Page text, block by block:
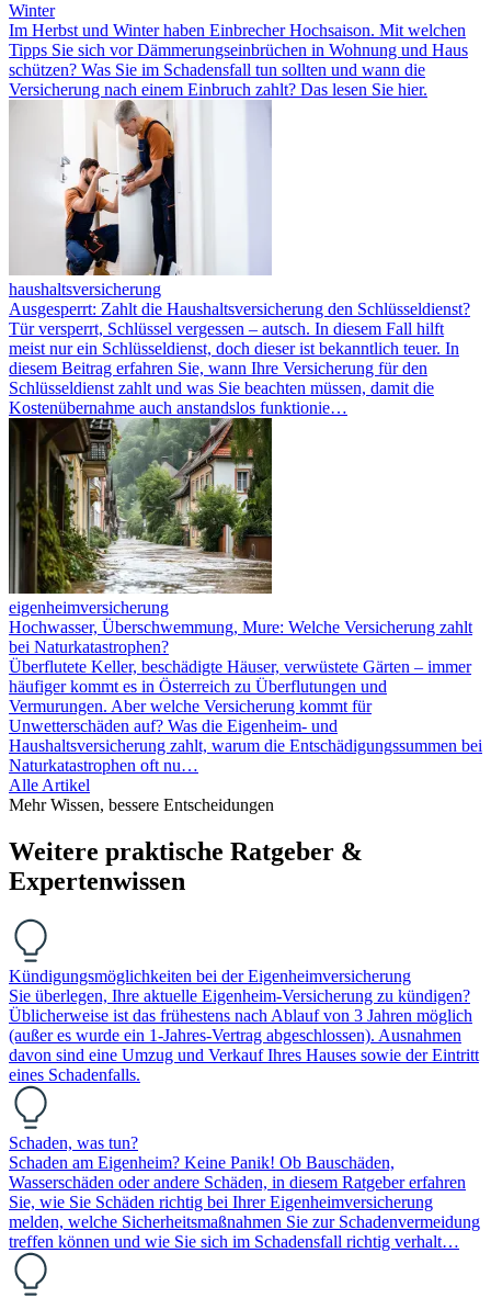
Winter
Im Herbst und Winter haben Einbrecher Hochsaison. Mit welchen
Tipps Sie sich vor Dämmerungseinbrüchen in Wohnung und Haus
schützen? Was Sie im Schadensfall tun sollten und wann die
Versicherung nach einem Einbruch zahlt? Das lesen Sie hier.
haushaltsversicherung
Ausgesperrt: Zahlt die Haushaltsversicherung den Schlüsseldienst?
Tür versperrt, Schlüssel vergessen – autsch. In diesem Fall hilft
meist nur ein Schlüsseldienst, doch dieser ist bekanntlich teuer. In
diesem Beitrag erfahren Sie, wann Ihre Versicherung für den
Schlüsseldienst zahlt und was Sie beachten müssen, damit die
Kostenübernahme auch anstandslos funktionie…
eigenheimversicherung
Hochwasser, Überschwemmung, Mure: Welche Versicherung zahlt
bei Naturkatastrophen?
Überflutete Keller, beschädigte Häuser, verwüstete Gärten – immer
häufiger kommt es in Österreich zu Überflutungen und
Vermurungen. Aber welche Versicherung kommt für
Unwetterschäden auf? Was die Eigenheim- und
Haushaltsversicherung zahlt, warum die Entschädigungssummen bei
Naturkatastrophen oft nu…
Alle Artikel
Mehr Wissen, bessere Entscheidungen
Weitere praktische Ratgeber &
Expertenwissen
Kündigungsmöglichkeiten bei der Eigenheimversicherung
Sie überlegen, Ihre aktuelle Eigenheim-Versicherung zu kündigen?
Üblicherweise ist das frühestens nach Ablauf von 3 Jahren möglich
(außer es wurde ein 1-Jahres-Vertrag abgeschlossen). Ausnahmen
davon sind eine Umzug und Verkauf Ihres Hauses sowie der Eintritt
eines Schadenfalls.
Schaden, was tun?
Schaden am Eigenheim? Keine Panik! Ob Bauschäden,
Wasserschäden oder andere Schäden, in diesem Ratgeber erfahren
Sie, wie Sie Schäden richtig bei Ihrer Eigenheimversicherung
melden, welche Sicherheitsmaßnahmen Sie zur Schadenvermeidung
treffen können und wie Sie sich im Schadensfall richtig verhalt…